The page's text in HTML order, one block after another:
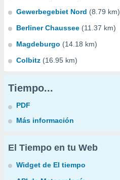
Gewerbegebiet Nord (8.79 km)
Berliner Chaussee (11.37 km)
Magdeburgo (14.18 km)
Colbitz (16.95 km)
Tiempo...
PDF
Más información
El Tiempo en tu Web
Widget de El tiempo